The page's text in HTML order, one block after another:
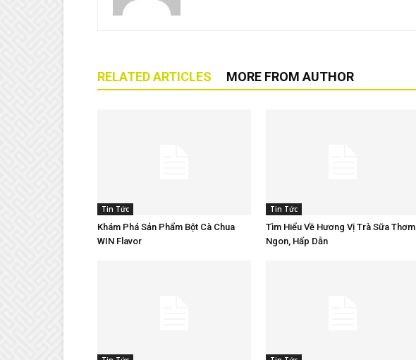
RELATED ARTICLES MORE FROM AUTHOR
Tin Tức
Khám Phá Sản Phẩm Bột Cà Chua
WIN Flavor
Tin Tức
Tìm Hiểu Về Hương Vị Trà Sữa Thơm
Ngon, Hấp Dẫn